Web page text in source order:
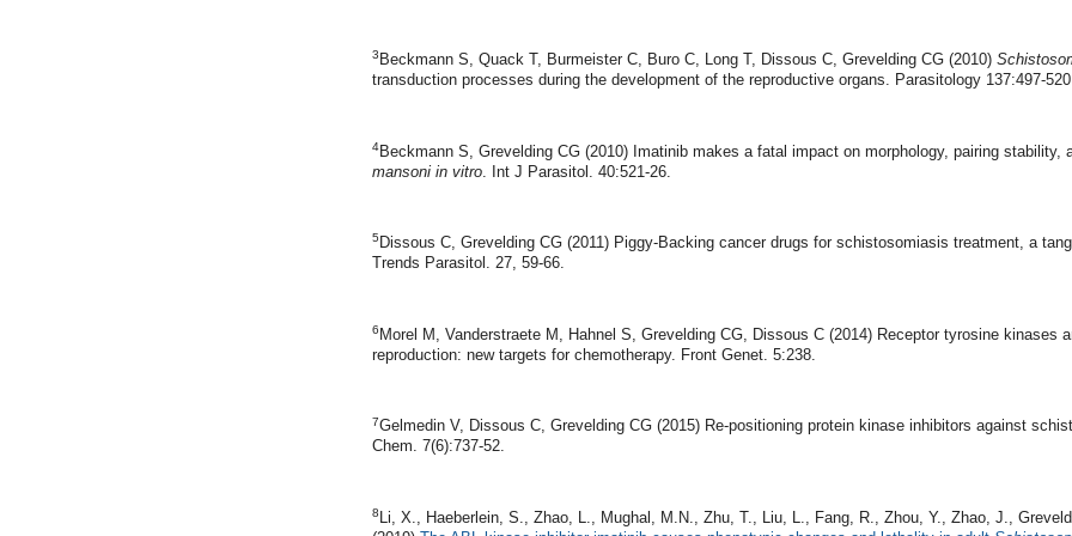
3 Beckmann S, Quack T, Burmeister C, Buro C, Long T, Dissous C, Grevelding CG (2010)
transduction processes during the development of the reproductive organs. Parasitology 137:497-
4Beckmann S, Grevelding CG (2010) Imatinib makes a fatal impact on morphology, pairing
mansoni in vitro . Int J Parasitol. 40:521-26.
5 Dissous C, Grevelding CG (2011) Piggy-Backing cancer drugs for schistosomiasis treatment, a
Trends Parasitol. 27, 59-66.
6 Morel M, Vanderstraete M, Hahnel S, Grevelding CG, Dissous C (2014) Receptor tyrosine kinases
reproduction: new targets for chemotherapy. Front Genet. 5:238.
7Gelmedin V, Dissous C, Grevelding CG (2015) Re-positioning protein kinase inhibitors against
Chem. 7(6):737-52.
8 Li, X., Haeberlein, S., Zhao, L., Mughal, M.N., Zhu, T., Liu, L., Fang, R., Zhou, Y., Zhao, J.,